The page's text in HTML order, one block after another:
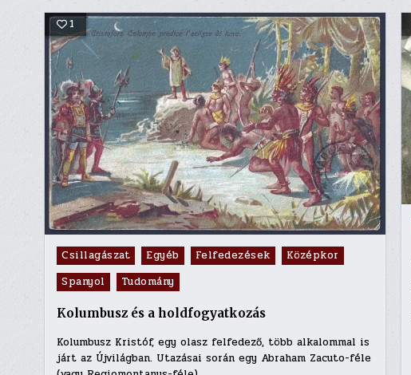
1
Posted
in
Csillagászat Egyéb Felfedezések
Középkor
Spanyol
Tudomány
Kolumbusz és a holdfogyatkozás
Kolumbusz Kristóf, egy olasz felfedező, több alkalommal is
járt az Újvilágban. Utazásai során egy Abraham Zacuto-féle